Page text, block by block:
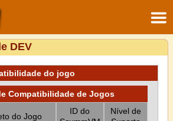
DEV
do jogo
Compatibilidade de Jogos
do Jogo
ID do
Nível de